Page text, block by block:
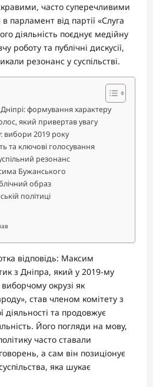
часто суперечливими
парламент від партії «Слуга
діяльність поєднує медійну
роботу та публічні дискусії,
резонанс у суспільстві.
формування характеру
який привертав увагу
вибори 2019 року
та ключові голосування
резонанс
Бужанського
образ
політиці
відповідь: Максим
з Дніпра, який у 2019-му
окрузі як
став членом комітету з
діяльності та продовжує
Його погляди на мову,
часто ставали
а сам він позиціонує
яка шукає